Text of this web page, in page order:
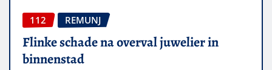
112 REMUNJ
Flinke schade na overval juwelier in
binnenstad